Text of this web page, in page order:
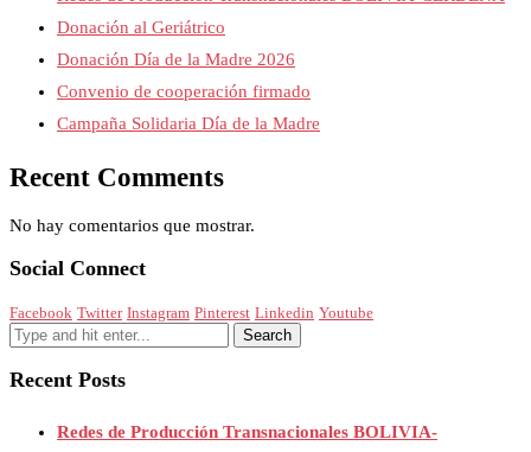
Donación al Geriátrico
Donación Día de la Madre 2026
Convenio de cooperación firmado
Campaña Solidaria Día de la Madre
Recent Comments
No hay comentarios que mostrar.
Social Connect
Facebook Twitter Instagram Pinterest Linkedin Youtube
Recent Posts
Redes de Producción Transnacionales BOLIVIA-